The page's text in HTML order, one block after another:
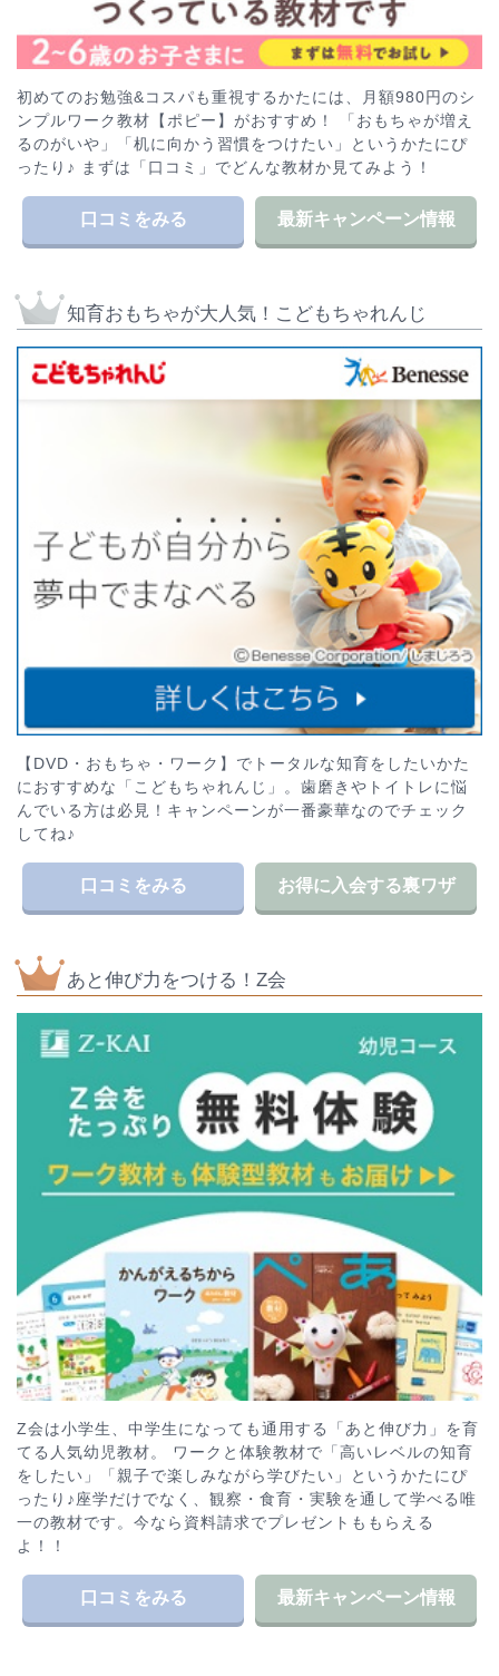
初めてのお勉強&コスパも重視するかたには、月額980円のシ
ンプルワーク教材【ポピー】がおすすめ！ 「おもちゃが増え
るのがいや」「机に向かう習慣をつけたい」というかたにぴ
ったり♪ まずは「口コミ」でどんな教材か見てみよう！
口コミをみる 最新キャンペーン情報
知育おもちゃが大人気！こどもちゃれんじ
【DVD・おもちゃ・ワーク】でトータルな知育をしたいかた
におすすめな「こどもちゃれんじ」。歯磨きやトイトレに悩
んでいる方は必見！キャンペーンが一番豪華なのでチェック
してね♪
口コミをみる お得に入会する裏ワザ
あと伸び力をつける！Z会
Z会は小学生、中学生になっても通用する「あと伸び力」を育
てる人気幼児教材。 ワークと体験教材で「高いレベルの知育
をしたい」「親子で楽しみながら学びたい」というかたにぴ
ったり♪座学だけでなく、観察・食育・実験を通して学べる唯
一の教材です。今なら資料請求でプレゼントももらえる
よ！！
口コミをみる 最新キャンペーン情報